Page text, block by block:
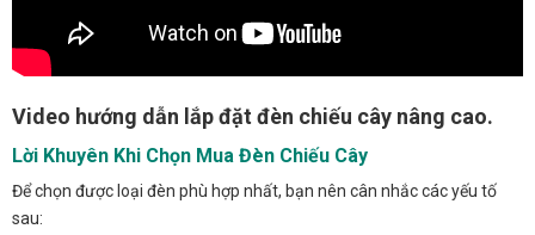
Video hướng dẫn lắp đặt đèn chiếu cây nâng cao.
Lời Khuyên Khi Chọn Mua Đèn Chiếu Cây
Để chọn được loại đèn phù hợp nhất, bạn nên cân nhắc các yếu tố
sau: